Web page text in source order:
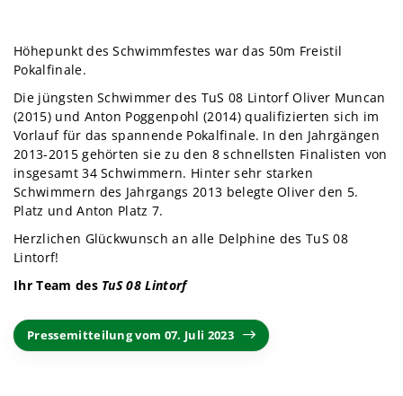
Höhepunkt des Schwimmfestes war das 50m Freistil
Pokalfinale.
Die jüngsten Schwimmer des TuS 08 Lintorf Oliver Muncan
(2015) und Anton Poggenpohl (2014) qualifizierten sich im
Vorlauf für das spannende Pokalfinale. In den Jahrgängen
2013-2015 gehörten sie zu den 8 schnellsten Finalisten von
insgesamt 34 Schwimmern. Hinter sehr starken
Schwimmern des Jahrgangs 2013 belegte Oliver den 5.
Platz und Anton Platz 7.
Herzlichen Glückwunsch an alle Delphine des TuS 08
Lintorf!
Ihr Team des TuS 08 Lintorf
Pressemitteilung vom 07. Juli 2023